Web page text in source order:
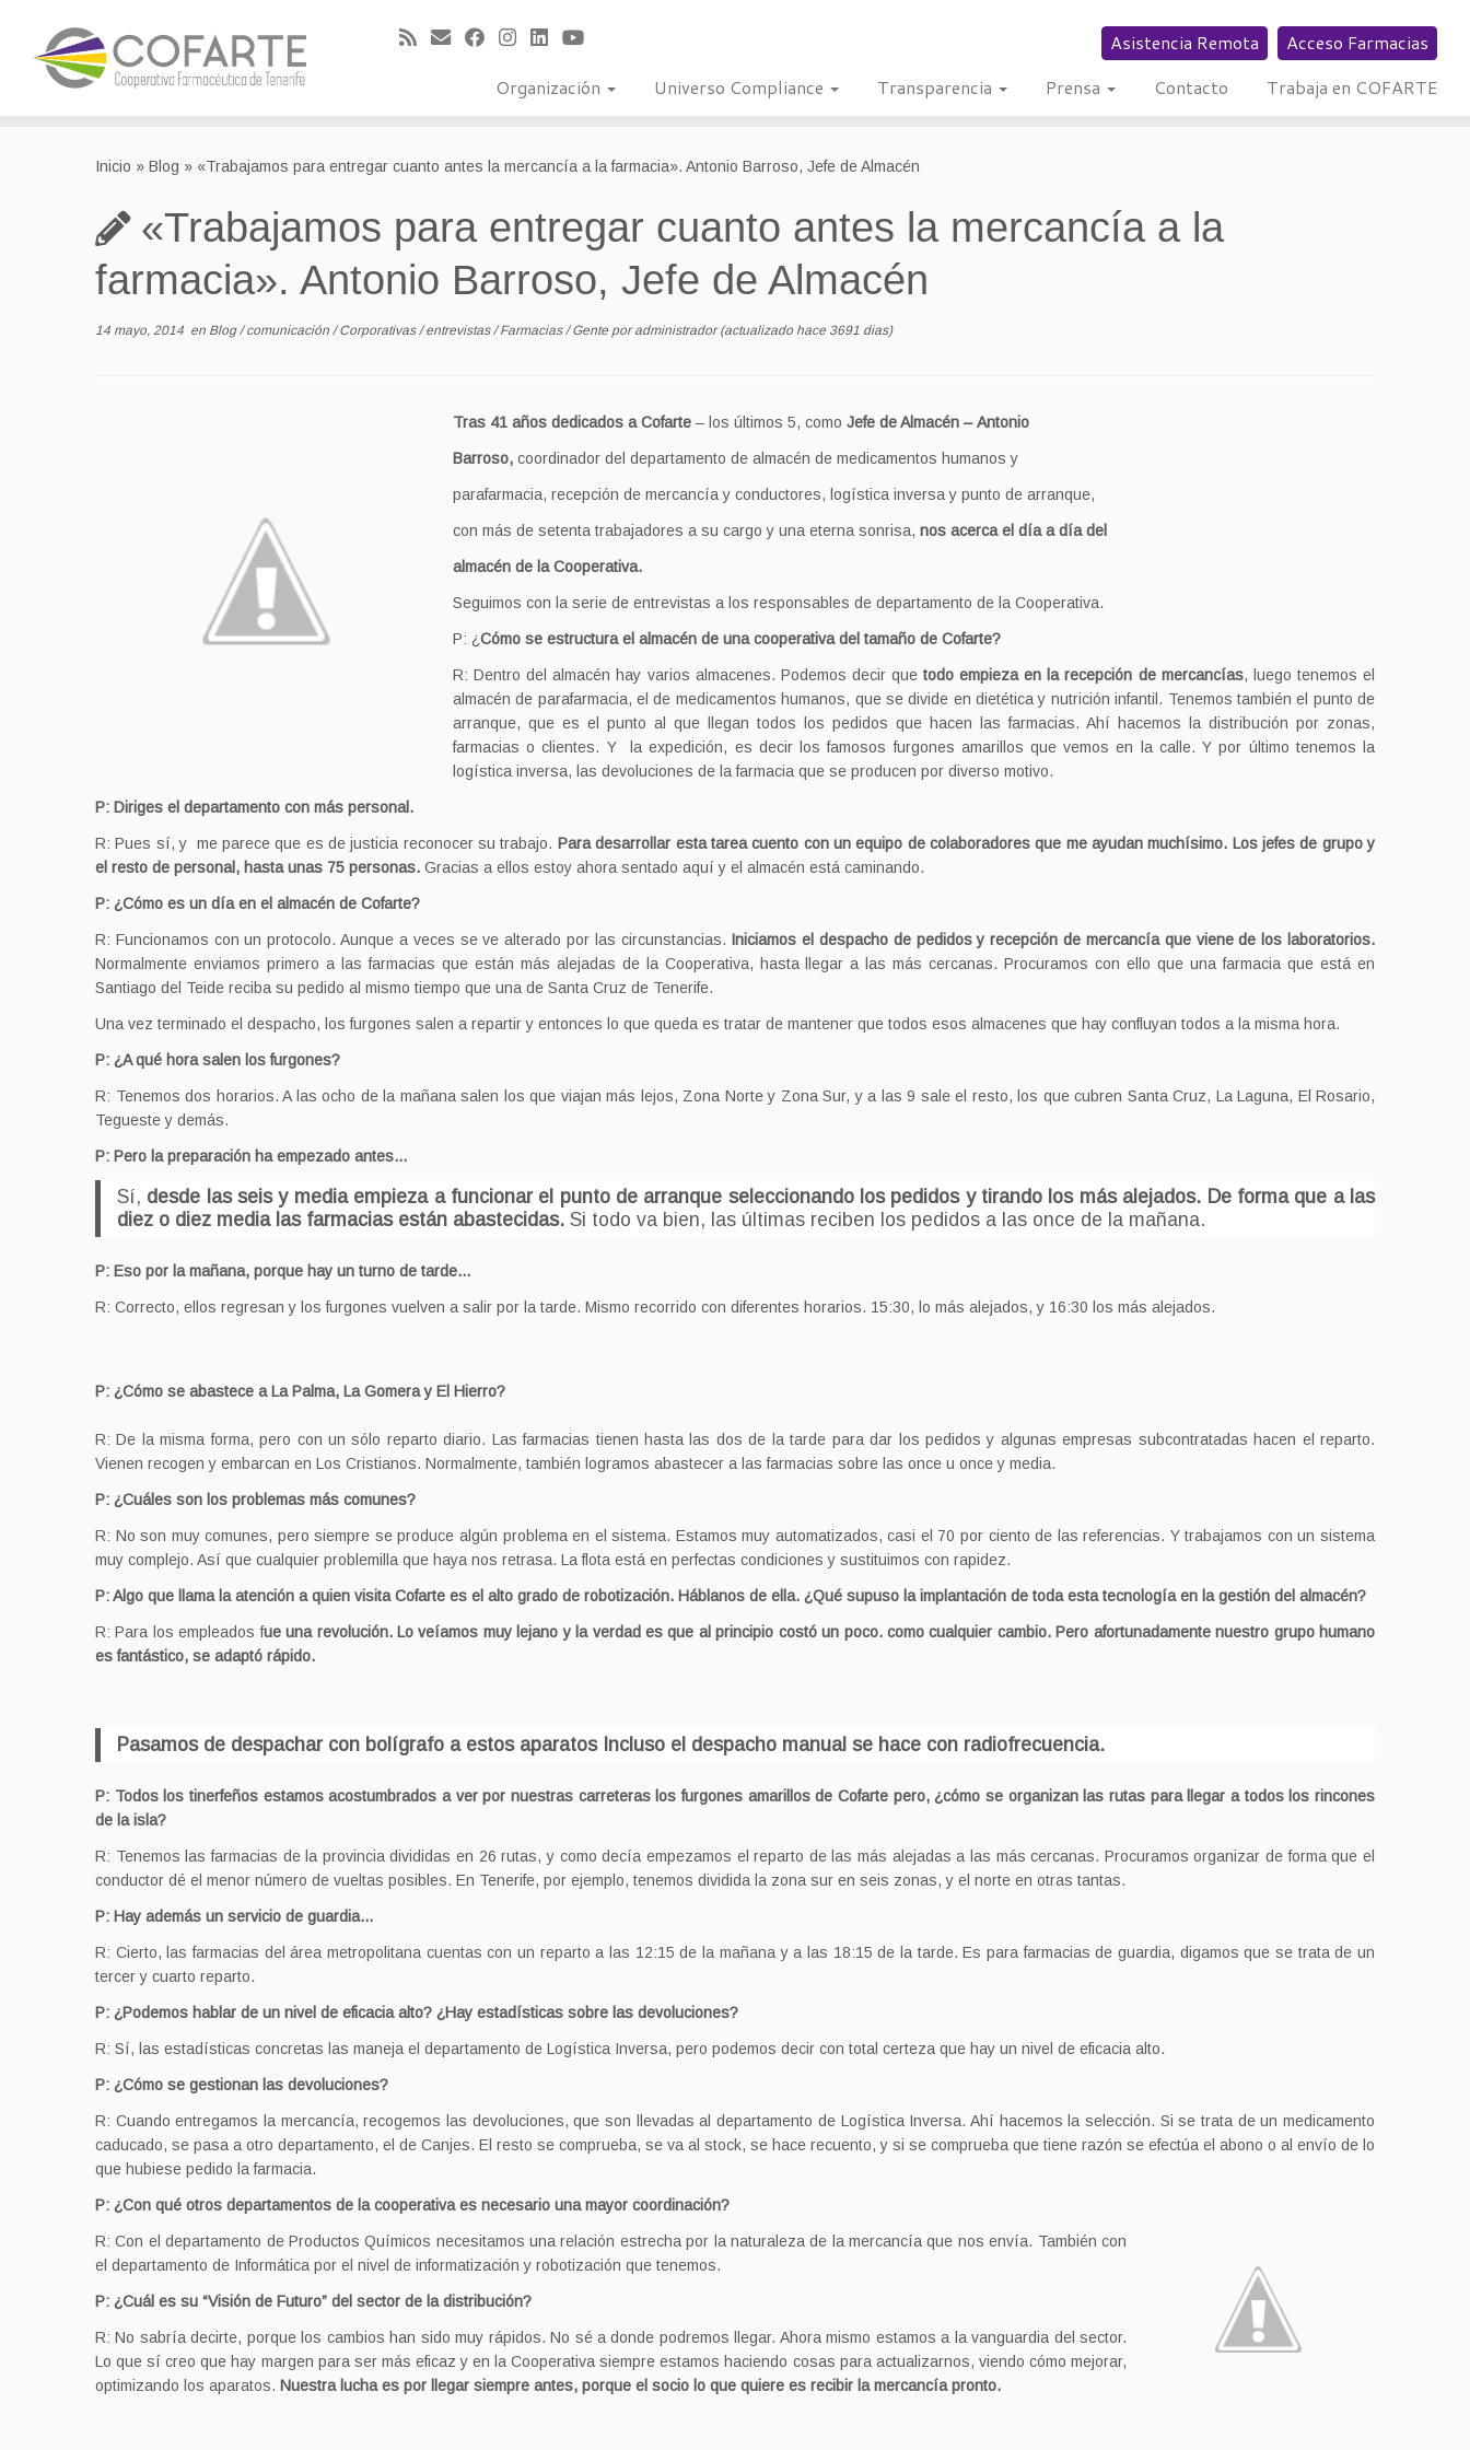
Asistencia Remota
Acceso Farmacias
Organización
Universo Compliance Transparencia Prensa Contacto Trabaja en COFARTE
Inicio » Blog » «Trabajamos para entregar cuanto antes la mercancía a la farmacia». Antonio Barroso, Jefe de Almacén
«Trabajamos para entregar cuanto antes la mercancía a la
farmacia». Antonio Barroso, Jefe de Almacén
14 mayo, 2014 en Blog/comunicación /Corporativas/entrevistas/Farmacias/Gente poradministrador(actualizado hace 3691 dias)
Tras 41 años dedicados a Cofarte – los últimos 5, como Jefe de Almacén – Antonio
Barroso, coordinador del departamento de almacén de medicamentos humanos y
parafarmacia, recepción de mercancía y conductores, logística inversa y punto de arranque,
con más de setenta trabajadores a su cargo y una eterna sonrisa, nos acerca el día a día del
almacén de la Cooperativa.
Seguimos con la serie de entrevistas a los responsables de departamento de la Cooperativa.
P: ¿Cómo se estructura el almacén de una cooperativa del tamaño de Cofarte?
R: Dentro del almacén hay varios almacenes. Podemos decir quetodo empieza en la recepción de mercancías, luego tenemos el
almacén de parafarmacia, el de medicamentos humanos, que se divide en dietética y nutrición infantil. Tenemos también el punto de
arranque, que es el punto al que llegan todos los pedidos que hacen las farmacias. Ahí hacemos la distribución por zonas,
farmacias o clientes. Y la expedición, es decir los famosos furgones amarillos que vemos en la calle. Y por último tenemos la
logística inversa, las devoluciones de la farmacia que se producen por diverso motivo.
P: Diriges el departamento con más personal.
R: Pues sí, y me parece que es de justicia reconocer su trabajo. Para desarrollar esta tarea cuento con un equipo de colaboradores que me ayudan muchísimo. Los jefes de grupo y
el resto de personal, hasta unas 75 personas. Gracias a ellos estoy ahora sentado aquí y el almacén está caminando.
P: ¿Cómo es un día en el almacén de Cofarte?
R: Funcionamos con un protocolo. Aunque a veces se ve alterado por las circunstancias. Iniciamos el despacho de pedidos y recepción de mercancía que viene de los laboratorios.
Normalmente enviamos primero a las farmacias que están más alejadas de la Cooperativa, hasta llegar a las más cercanas. Procuramos con ello que una farmacia que está en
Santiago del Teide reciba su pedido al mismo tiempo que una de Santa Cruz de Tenerife.
Una vez terminado el despacho, los furgones salen a repartir y entonces lo que queda es tratar de mantener que todos esos almacenes que hay confluyan todos a la misma hora.
P: ¿A qué hora salen los furgones?
R: Tenemos dos horarios. A las ocho de la mañana salen los que viajan más lejos, Zona Norte y Zona Sur, y a las 9 sale el resto, los que cubren Santa Cruz, La Laguna, El Rosario,
Tegueste y demás.
P: Pero la preparación ha empezado antes…
Sí, desde las seis y media empieza a funcionar el punto de arranque seleccionando los pedidos y tirando los más alejados. De forma que a las
diez o diez media las farmacias están abastecidas. Si todo va bien, las últimas reciben los pedidos a las once de la mañana.
P: Eso por la mañana, porque hay un turno de tarde…
R: Correcto, ellos regresan y los furgones vuelven a salir por la tarde. Mismo recorrido con diferentes horarios. 15:30, lo más alejados, y 16:30 los más alejados.
P: ¿Cómo se abastece a La Palma, La Gomera y El Hierro?
R: De la misma forma, pero con un sólo reparto diario. Las farmacias tienen hasta las dos de la tarde para dar los pedidos y algunas empresas subcontratadas hacen el reparto.
Vienen recogen y embarcan en Los Cristianos. Normalmente, también logramos abastecer a las farmacias sobre las once u once y media.
P: ¿Cuáles son los problemas más comunes?
R: No son muy comunes, pero siempre se produce algún problema en el sistema. Estamos muy automatizados, casi el 70 por ciento de las referencias. Y trabajamos con un sistema
muy complejo. Así que cualquier problemilla que haya nos retrasa. La flota está en perfectas condiciones y sustituimos con rapidez.
P: Algo que llama la atención a quien visita Cofarte es el alto grado de robotización. Háblanos de ella. ¿Qué supuso la implantación de toda esta tecnología en la gestión del almacén?
R: Para los empleados fue una revolución. Lo veíamos muy lejano y la verdad es que al principio costó un poco. como cualquier cambio. Pero afortunadamente nuestro grupo humano
es fantástico, se adaptó rápido.
Pasamos de despachar con bolígrafo a estos aparatos Incluso el despacho manual se hace con radiofrecuencia.
P: Todos los tinerfeños estamos acostumbrados a ver por nuestras carreteras los furgones amarillos de Cofarte pero, ¿cómo se organizan las rutas para llegar a todos los rincones
de la isla?
R: Tenemos las farmacias de la provincia divididas en 26 rutas, y como decía empezamos el reparto de las más alejadas a las más cercanas. Procuramos organizar de forma que el
conductor dé el menor número de vueltas posibles. En Tenerife, por ejemplo, tenemos dividida la zona sur en seis zonas, y el norte en otras tantas.
P: Hay además un servicio de guardia…
R: Cierto, las farmacias del área metropolitana cuentas con un reparto a las 12:15 de la mañana y a las 18:15 de la tarde. Es para farmacias de guardia, digamos que se trata de un
tercer y cuarto reparto.
P: ¿Podemos hablar de un nivel de eficacia alto? ¿Hay estadísticas sobre las devoluciones?
R: Sí, las estadísticas concretas las maneja el departamento de Logística Inversa, pero podemos decir con total certeza que hay un nivel de eficacia alto.
P: ¿Cómo se gestionan las devoluciones?
R: Cuando entregamos la mercancía, recogemos las devoluciones, que son llevadas al departamento de Logística Inversa. Ahí hacemos la selección. Si se trata de un medicamento
caducado, se pasa a otro departamento, el de Canjes. El resto se comprueba, se va al stock, se hace recuento, y si se comprueba que tiene razón se efectúa el abono o al envío de lo
que hubiese pedido la farmacia.
P: ¿Con qué otros departamentos de la cooperativa es necesario una mayor coordinación?
R: Con el departamento de Productos Químicos necesitamos una relación estrecha por la naturaleza de la mercancía que nos envía. También con
el departamento de Informática por el nivel de informatización y robotización que tenemos.
P: ¿Cuál es su “Visión de Futuro” del sector de la distribución?
R: No sabría decirte, porque los cambios han sido muy rápidos. No sé a donde podremos llegar. Ahora mismo estamos a la vanguardia del sector.
Lo que sí creo que hay margen para ser más eficaz y en la Cooperativa siempre estamos haciendo cosas para actualizarnos, viendo cómo mejorar,
optimizando los aparatos. Nuestra lucha es por llegar siempre antes, porque el socio lo que quiere es recibir la mercancía pronto.